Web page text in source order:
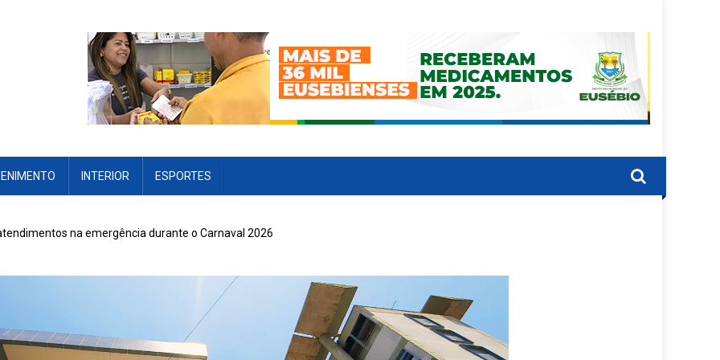
INTERIOR ESPORTES
na emergência durante o Carnaval 2026